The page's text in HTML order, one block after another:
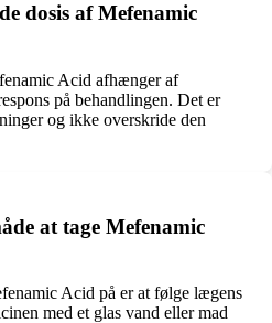
dosis af Mefenamic
Acid afhænger af
på behandlingen. Det er
og ikke overskride den
at tage Mefenamic
Acid på er at følge lægens
med et glas vand eller mad